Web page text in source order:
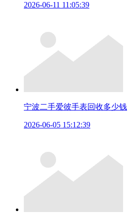
2026-06-11 11:05:39
宁波二手爱彼手表回收多少钱
2026-06-05 15:12:39